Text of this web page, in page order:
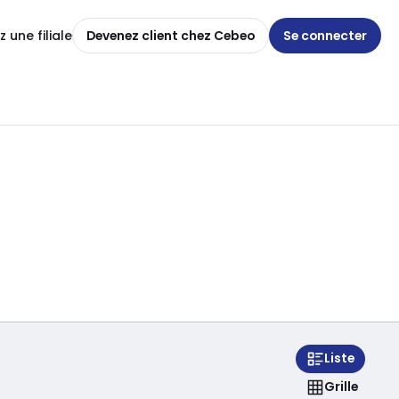
une filiale Devenez client chez Cebeo Se connecter
Liste
Grille